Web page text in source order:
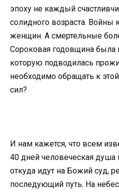
эпоху не каждый
солидного возраста.
женщин. А смертельные
Сороковая годовщина была
которую подводилась
необходимо обращать к
сил?
И нам кажется, что всем
40 дней человеческая душа
откуда идут на Божий суд,
последующий путь. На